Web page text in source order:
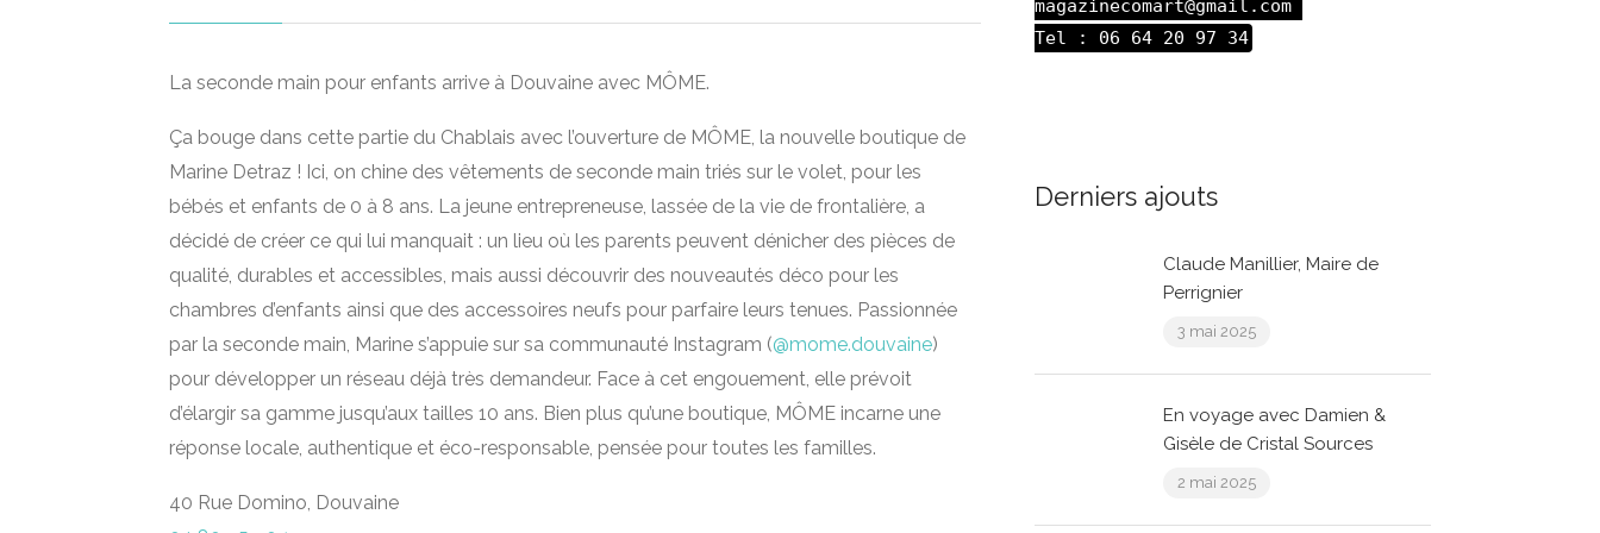
La seconde main pour enfants arrive à Douvaine avec MÔME.
Ça bouge dans cette partie du Chablais avec l’ouverture de MÔME, la nouvelle boutique de
Marine Detraz ! Ici, on chine des vêtements de seconde main triés sur le volet, pour les
bébés et enfants de 0 à 8 ans. La jeune entrepreneuse, lassée de la vie de frontalière, a
décidé de créer ce qui lui manquait : un lieu où les parents peuvent dénicher des pièces de
qualité, durables et accessibles, mais aussi découvrir des nouveautés déco pour les
chambres d’enfants ainsi que des accessoires neufs pour parfaire leurs tenues. Passionnée
par la seconde main, Marine s’appuie sur sa communauté Instagram (@mome.douvaine)
pour développer un réseau déjà très demandeur. Face à cet engouement, elle prévoit
d’élargir sa gamme jusqu’aux tailles 10 ans. Bien plus qu’une boutique, MÔME incarne une
réponse locale, authentique et éco-responsable, pensée pour toutes les familles.
40 Rue Domino, Douvaine
magazinecomart@gmail.com
Tel : 06 64 20 97 34
Derniers ajouts
Claude Manillier, Maire de
Perrignier
3 mai 2025
En voyage avec Damien &
Gisèle de Cristal Sources
2 mai 2025